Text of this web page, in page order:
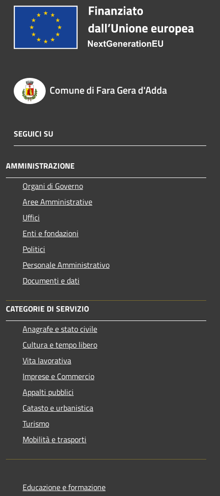
Comune di Fara Gera d'Adda
SEGUICI SU
AMMINISTRAZIONE
Organi di Governo
Aree Amministrative
Uffici
Enti e fondazioni
Politici
Personale Amministrativo
Documenti e dati
CATEGORIE DI SERVIZIO
Anagrafe e stato civile
Cultura e tempo libero
Vita lavorativa
Imprese e Commercio
Appalti pubblici
Catasto e urbanistica
Turismo
Mobilità e trasporti
Educazione e formazione